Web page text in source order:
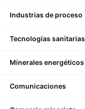
Industrias de proceso
Tecnologías sanitarias
Minerales energéticos
Comunicaciones